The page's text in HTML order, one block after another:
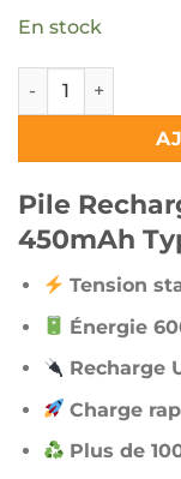
En stock
quantité de Pile
Pile
450mAh
Tension
Énergie
Recharge
Charge
Plus de